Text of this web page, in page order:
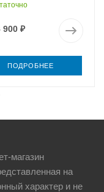
900 ₽
ПОДРОБНЕЕ
магазин
на
характер и не